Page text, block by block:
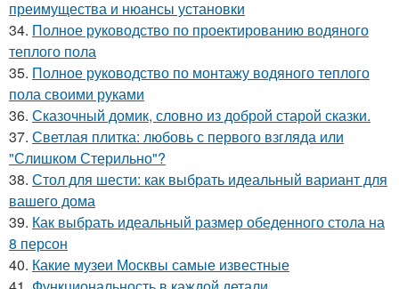
преимущества и нюансы установки
34. Полное руководство по проектированию водяного
теплого пола
35. Полное руководство по монтажу водяного теплого
пола своими руками
36. Сказочный домик, словно из доброй старой сказки.
37. Светлая плитка: любовь с первого взгляда или
"Слишком Стерильно"?
38. Стол для шести: как выбрать идеальный вариант для
вашего дома
39. Как выбрать идеальный размер обеденного стола на
8 персон
40. Какие музеи Москвы самые известные